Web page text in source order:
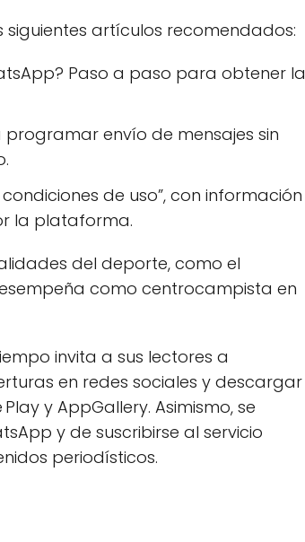
artículos recomendados:
Paso a paso para obtener la
envío de mensajes sin
de uso”, con información
la plataforma.
del deporte, como el
como centrocampista en
invita a sus lectores a
en redes sociales y descargar
y AppGallery. Asimismo, se
y de suscribirse al servicio
periodísticos.